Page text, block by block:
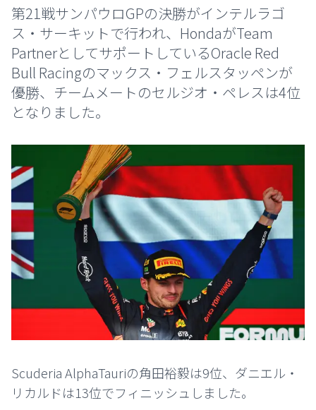
第21戦サンパウロGPの決勝がインテルラゴ
ス・サーキットで行われ、HondaがTeam
PartnerとしてサポートしているOracle Red
Bull Racingのマックス・フェルスタッペンが
優勝、チームメートのセルジオ・ペレスは4位
となりました。
Scuderia AlphaTauriの角田裕毅は9位、ダニエル・
リカルドは13位でフィニッシュしました。